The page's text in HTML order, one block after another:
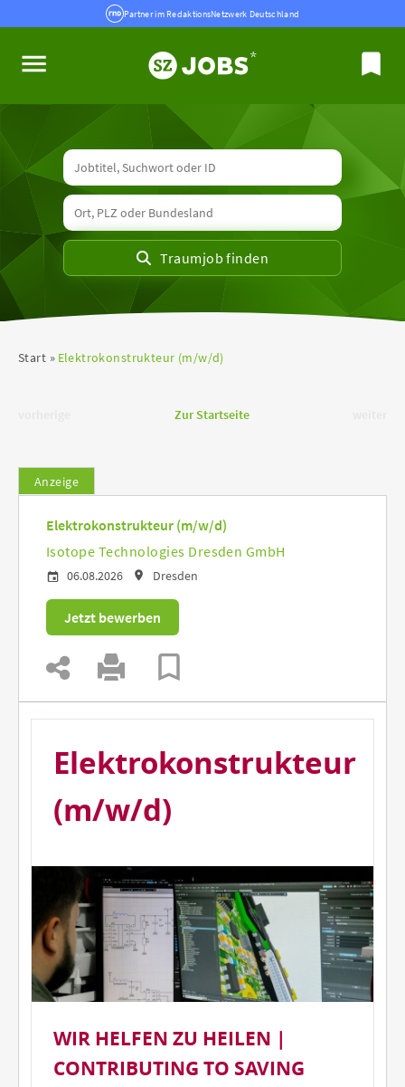
Partner im RedaktionsNetzwerk Deutschland
Start Elektrokonstrukteur (m/w/d)
Zur Startseite
Anzeige
Elektrokonstrukteur (m/w/d)
Isotope Technologies Dresden GmbH
06.08.2026 Dresden
Jetzt bewerben